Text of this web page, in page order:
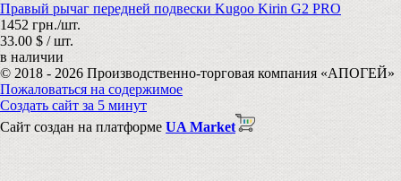
Правый рычаг передней подвески Kugoo Kirin G2 PRO
1452 грн./шт.
33.00 $ / шт.
в наличии
© 2018 - 2026 Производственно-торговая компания «АПОГЕЙ»
Пожаловаться на содержимое
Создать сайт за 5 минут
Сайт создан на платформе UA Market